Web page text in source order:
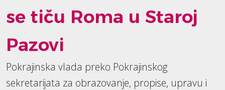
se tiču Roma u Staroj
Pazovi
Pokrajinska vlada preko Pokrajinskog
sekretarijata za obrazovanje, propise, upravu i